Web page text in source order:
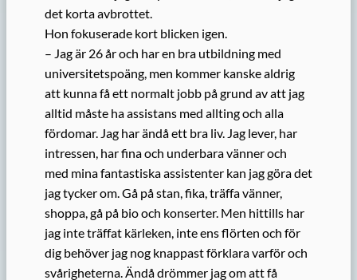
det korta avbrottet.
Hon fokuserade kort blicken igen.
– Jag är 26 år och har en bra utbildning med
universitetspoäng, men kommer kanske aldrig
att kunna få ett normalt jobb på grund av att jag
alltid måste ha assistans med allting och alla
fördomar. Jag har ändå ett bra liv. Jag lever, har
intressen, har fina och underbara vänner och
med mina fantastiska assistenter kan jag göra det
jag tycker om. Gå på stan, fika, träffa vänner,
shoppa, gå på bio och konserter. Men hittills har
jag inte träffat kärleken, inte ens flörten och för
dig behöver jag nog knappast förklara varför och
svårigheterna. Ändå drömmer jag om att få